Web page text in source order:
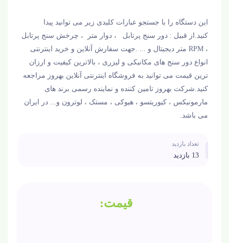
این دستگاه را با جستجو عبارات کلیدی زیر می توانید پیدا
کنید.از قبیل : دور سنج پرتابل ، دوار متر ، چرخش سنج پرتابل
، RPM متر دیجیتال و ... .جهت سفارش آنلاین و خرید اینترنتی
انواع دور سنج های مکانیکی و لیزری ، بالاترین کیفیت و ارزان
ترین قیمت می توانید به فروشگاه اینترنتی آنلاین بهروز مراجعه
کنید.شرکت بهروز تامین کننده و نماینده رسمی برند های
مارمونیکس ، کیوریتسو ، هیوکی ، مستک ، لوترون و... در ایران
می باشد.
تعداد بازدید
13 بازدید